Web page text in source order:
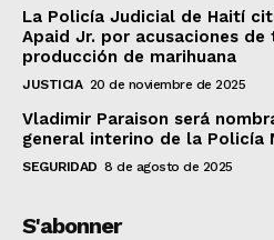
La Policía Judicial de Haití
Apaid Jr. por acusaciones
producción de marihuana
JUSTICIA 20 de noviembre de 2025
Vladimir Paraison será
general interino de la Policía
SEGURIDAD 8 de agosto de 2025
S'abonner